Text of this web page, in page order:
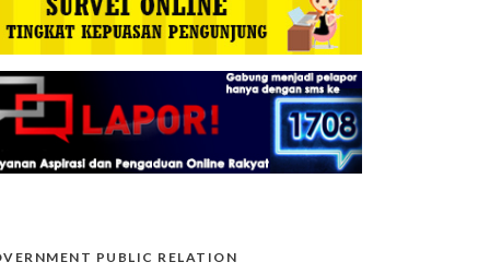
PUBLIC RELATION